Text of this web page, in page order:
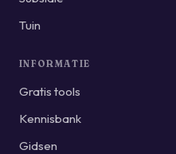
Tuin
INFORMATIE
Gratis tools
Kennisbank
Gidsen